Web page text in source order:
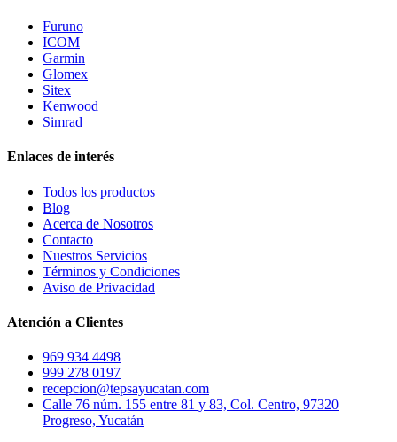
Furuno
ICOM
Garmin
Glomex
Sitex
Kenwood
Simrad
Enlaces de interés
Todos los productos
Blog
Acerca de Nosotros
Contacto
Nuestros Servicios
Términos y Condiciones
Aviso de Privacidad
Atención a Clientes
969 934 4498
999 278 0197
recepcion@tepsayucatan.com
Calle 76 núm. 155 entre 81 y 83, Col. Centro, 97320
Progreso, Yucatán